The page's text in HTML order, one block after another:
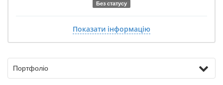
Без статусу
Показати інформацію
Портфоліо